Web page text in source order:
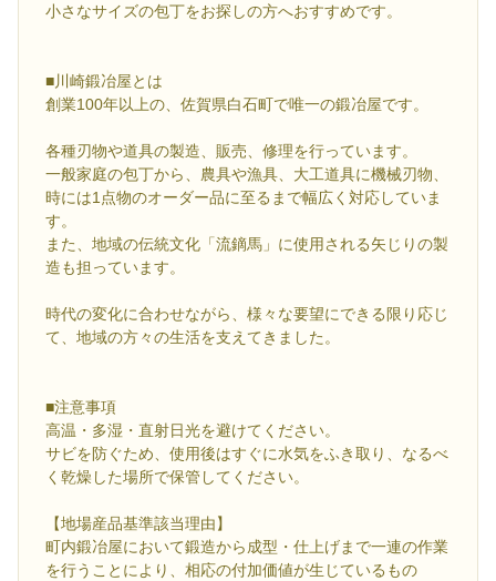
小さなサイズの包丁をお探しの方へおすすめです。
■川崎鍛冶屋とは
創業100年以上の、佐賀県白石町で唯一の鍛冶屋です。
各種刃物や道具の製造、販売、修理を行っています。
一般家庭の包丁から、農具や漁具、大工道具に機械刃物、
時には1点物のオーダー品に至るまで幅広く対応していま
す。
また、地域の伝統文化「流鏑馬」に使用される矢じりの製
造も担っています。
時代の変化に合わせながら、様々な要望にできる限り応じ
て、地域の方々の生活を支えてきました。
■注意事項
高温・多湿・直射日光を避けてください。
サビを防ぐため、使用後はすぐに水気をふき取り、なるべ
く乾燥した場所で保管してください。
【地場産品基準該当理由】
町内鍛冶屋において鍛造から成型・仕上げまで一連の作業
を行うことにより、相応の付加価値が生じているもの